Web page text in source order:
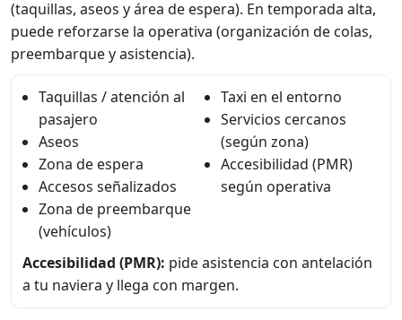
(taquillas, aseos y área de espera). En temporada alta,
puede reforzarse la operativa (organización de colas,
preembarque y asistencia).
Taquillas / atención al
pasajero
Aseos
Zona de espera
Accesos señalizados
Zona de preembarque
(vehículos)
Taxi en el entorno
Servicios cercanos
(según zona)
Accesibilidad (PMR)
según operativa
Accesibilidad (PMR): pide asistencia con antelación
a tu naviera y llega con margen.